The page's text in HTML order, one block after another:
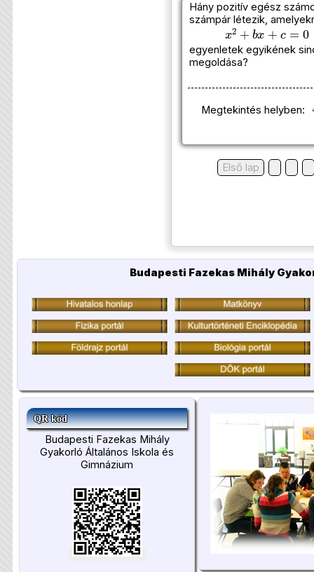
Hány pozitív egész
számpár létezik,
x 2+bx+ c=0
egyenletek egyikének
megoldása?
Megtekintés helyben:
Első lap
Budapesti Fazekas Mihály
QR kód
Budapesti Fazekas Mihály
Gyakorló Általános Iskola és
Gimnázium